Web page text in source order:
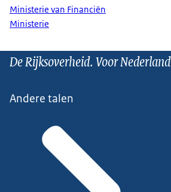
Ministerie van Financiën
Ministerie
De Rijksoverheid. Voor Nederland
Andere talen